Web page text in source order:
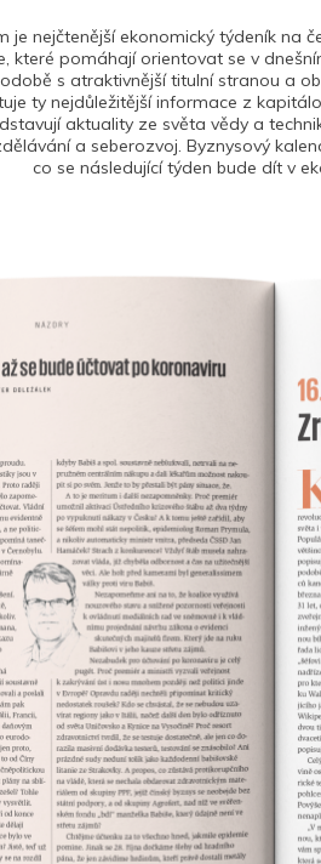
je nejčtenější ekonomický týdeník na
které pomáhají orientovat se v
s atraktivnější titulní stranou a
ty nejdůležitější informace z
aktuality ze světa vědy a
a seberozvoj. Byznysový
co se následující týden bude dít v